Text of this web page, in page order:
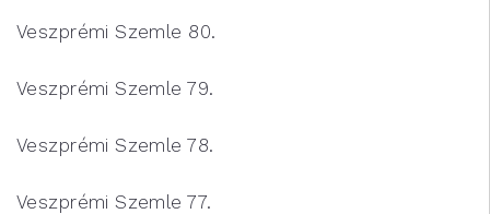
Veszprémi Szemle 80.
Veszprémi Szemle 79.
Veszprémi Szemle 78.
Veszprémi Szemle 77.